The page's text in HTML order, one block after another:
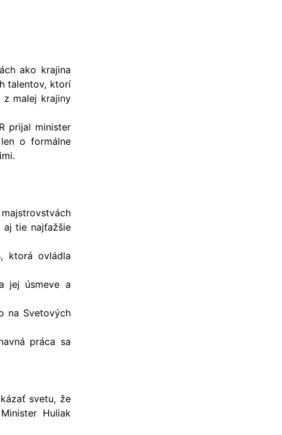
ako krajina
talentov, ktorí
z malej krajiny
prijal minister
o formálne
aj tie najťažšie
ktorá ovládla
jej úsmeve a
na Svetových
práca sa
svetu, že
Huliak